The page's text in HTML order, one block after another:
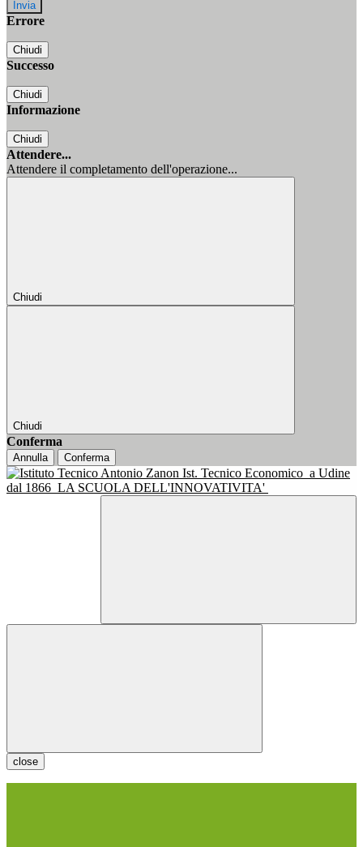
Errore
Chiudi
Successo
Chiudi
Informazione
Chiudi
Attendere...
Attendere il completamento dell'operazione...
Chiudi
Chiudi
Conferma
Annulla Conferma
Ist. Tecnico Economico a Udine
dal 1866 LA SCUOLA DELL'INNOVATIVITA'
close